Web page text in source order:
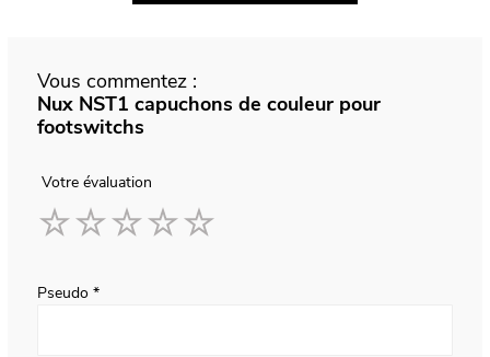
Vous commentez :
Nux NST1 capuchons de couleur pour
footswitchs
Votre évaluation
Pseudo